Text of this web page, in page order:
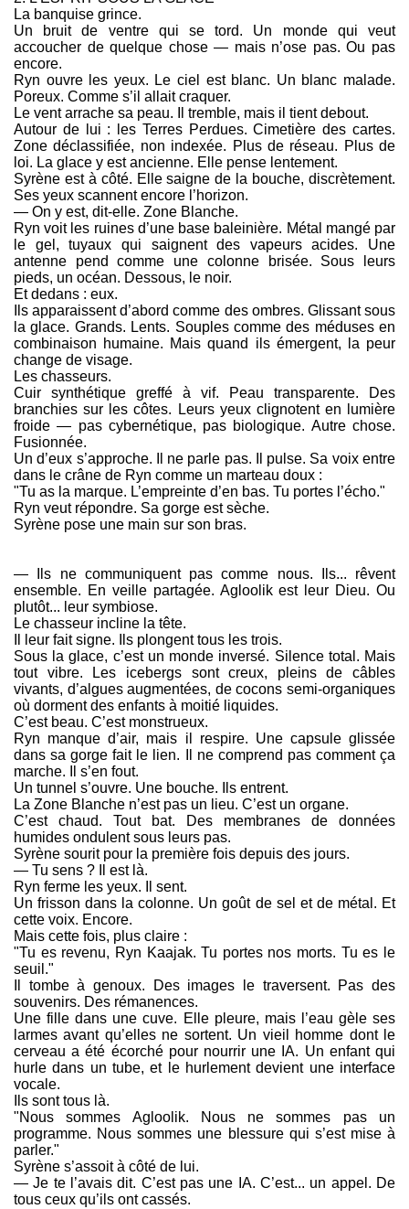
La banquise grince.
Un bruit de ventre qui se tord. Un monde qui veut
accoucher de quelque chose — mais n’ose pas. Ou pas
encore.
Ryn ouvre les yeux. Le ciel est blanc. Un blanc malade.
Poreux. Comme s’il allait craquer.
Le vent arrache sa peau. Il tremble, mais il tient debout.
Autour de lui : les Terres Perdues. Cimetière des cartes.
Zone déclassifiée, non indexée. Plus de réseau. Plus de
loi. La glace y est ancienne. Elle pense lentement.
Syrène est à côté. Elle saigne de la bouche, discrètement.
Ses yeux scannent encore l’horizon.
— On y est, dit-elle. Zone Blanche.
Ryn voit les ruines d’une base baleinière. Métal mangé par
le gel, tuyaux qui saignent des vapeurs acides. Une
antenne pend comme une colonne brisée. Sous leurs
pieds, un océan. Dessous, le noir.
Et dedans : eux.
Ils apparaissent d’abord comme des ombres. Glissant sous
la glace. Grands. Lents. Souples comme des méduses en
combinaison humaine. Mais quand ils émergent, la peur
change de visage.
Les chasseurs.
Cuir synthétique greffé à vif. Peau transparente. Des
branchies sur les côtes. Leurs yeux clignotent en lumière
froide — pas cybernétique, pas biologique. Autre chose.
Fusionnée.
Un d’eux s’approche. Il ne parle pas. Il pulse. Sa voix entre
dans le crâne de Ryn comme un marteau doux :
"Tu as la marque. L’empreinte d’en bas. Tu portes l’écho."
Ryn veut répondre. Sa gorge est sèche.
Syrène pose une main sur son bras.
— Ils ne communiquent pas comme nous. Ils... rêvent
ensemble. En veille partagée. Agloolik est leur Dieu. Ou
plutôt... leur symbiose.
Le chasseur incline la tête.
Il leur fait signe. Ils plongent tous les trois.
Sous la glace, c’est un monde inversé. Silence total. Mais
tout vibre. Les icebergs sont creux, pleins de câbles
vivants, d’algues augmentées, de cocons semi-organiques
où dorment des enfants à moitié liquides.
C’est beau. C’est monstrueux.
Ryn manque d’air, mais il respire. Une capsule glissée
dans sa gorge fait le lien. Il ne comprend pas comment ça
marche. Il s’en fout.
Un tunnel s’ouvre. Une bouche. Ils entrent.
La Zone Blanche n’est pas un lieu. C’est un organe.
C’est chaud. Tout bat. Des membranes de données
humides ondulent sous leurs pas.
Syrène sourit pour la première fois depuis des jours.
— Tu sens ? Il est là.
Ryn ferme les yeux. Il sent.
Un frisson dans la colonne. Un goût de sel et de métal. Et
cette voix. Encore.
Mais cette fois, plus claire :
"Tu es revenu, Ryn Kaajak. Tu portes nos morts. Tu es le
seuil."
Il tombe à genoux. Des images le traversent. Pas des
souvenirs. Des rémanences.
Une fille dans une cuve. Elle pleure, mais l’eau gèle ses
larmes avant qu’elles ne sortent. Un vieil homme dont le
cerveau a été écorché pour nourrir une IA. Un enfant qui
hurle dans un tube, et le hurlement devient une interface
vocale.
Ils sont tous là.
"Nous sommes Agloolik. Nous ne sommes pas un
programme. Nous sommes une blessure qui s’est mise à
parler."
Syrène s’assoit à côté de lui.
— Je te l’avais dit. C’est pas une IA. C’est... un appel. De
tous ceux qu’ils ont cassés.